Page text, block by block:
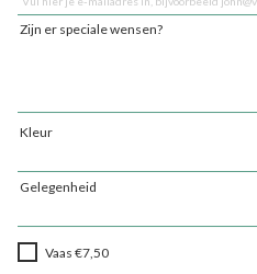
Zijn er speciale wensen?
Kleur
Gelegenheid
Vaas €7,50